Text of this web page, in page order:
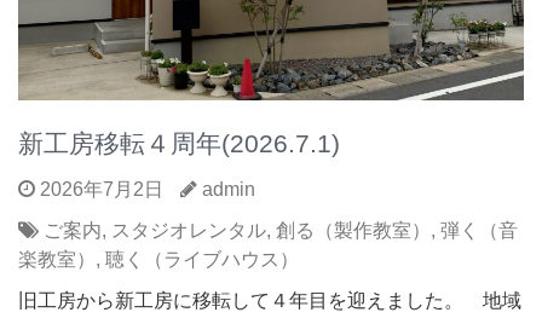
新工房移転４周年(2026.7.1)
2026年7月2日
admin
ご案内, スタジオレンタル, 創る（製作教室） , 弾く（音
楽教室） , 聴く（ライブハウス）
旧工房から新工房に移転して４年目を迎えました。 地域